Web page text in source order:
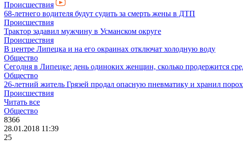
Происшествия
68-летнего водителя будут судить за смерть жены в ДТП
Происшествия
Трактор задавил мужчину в Усманском округе
Происшествия
В центре Липецка и на его окраинах отключат холодную воду
Общество
Сегодня в Липецке: день одиноких женщин, сколько продержится
Общество
26-летний житель Грязей продал опасную пневматику и хранил порох
Происшествия
Читать все
Общество
8366
28.01.2018 11:39
25